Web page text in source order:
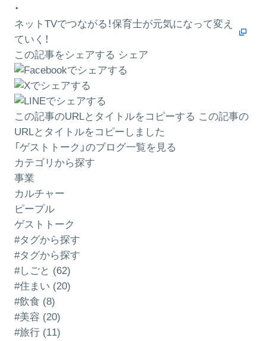
・
ネットTVでつながる！保育士が元気になって変え
ていく！
この記事をシェアする シェア
この記事のURLとタイトルをコピーする この記事の
URLとタイトルをコピーしました
「ゲストトーク」のブログ一覧を見る
カテゴリから探す
事業
カルチャー
ピープル
ゲストトーク
#タグから探す
#タグから探す
#しごと (62)
#住まい (20)
#飲食 (8)
#美容 (20)
#旅行 (11)